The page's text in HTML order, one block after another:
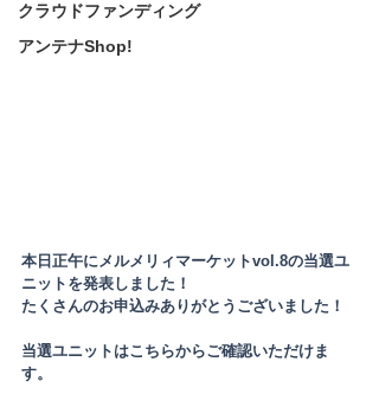
クラウドファンディング
アンテナShop!
本日正午にメルメリィマーケットvol.8の当選ユ
ニットを発表しました！
たくさんのお申込みありがとうございました！
当選ユニットはこちらからご確認いただけま
す。